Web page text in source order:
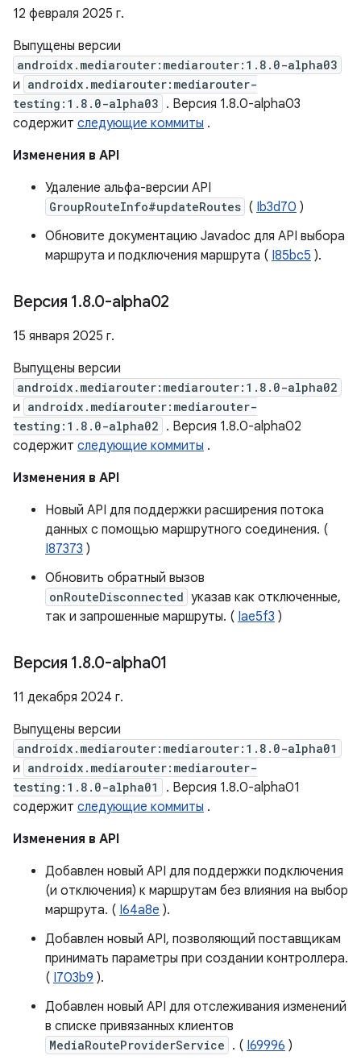
12 февраля 2025 г.
Выпущены версии
androidx.mediarouter:mediarouter:1.8.0-alpha03
и androidx.mediarouter:mediarouter-
testing:1.8.0-alpha03 . Версия 1.8.0-alpha03
содержит следующие коммиты .
Изменения в API
Удаление альфа-версии API
GroupRouteInfo#updateRoutes ( Ib3d70 )
Обновите документацию Javadoc для API выбора
маршрута и подключения маршрута ( I85bc5 ).
Версия 1.8.0-alpha02
15 января 2025 г.
Выпущены версии
androidx.mediarouter:mediarouter:1.8.0-alpha02
и androidx.mediarouter:mediarouter-
testing:1.8.0-alpha02 . Версия 1.8.0-alpha02
содержит следующие коммиты .
Изменения в API
Новый API для поддержки расширения потока
данных с помощью маршрутного соединения. (
I87373 )
Обновить обратный вызов
onRouteDisconnected указав как отключенные,
так и запрошенные маршруты. ( Iae5f3 )
Версия 1.8.0-alpha01
11 декабря 2024 г.
Выпущены версии
androidx.mediarouter:mediarouter:1.8.0-alpha01
и androidx.mediarouter:mediarouter-
testing:1.8.0-alpha01
. Версия 1.8.0-alpha01
содержит следующие коммиты .
Изменения в API
Добавлен новый API для поддержки подключения
(и отключения) к маршрутам без влияния на выбор
маршрута. ( I64a8e ).
Добавлен новый API, позволяющий поставщикам
принимать параметры при создании контроллера.
( I703b9 ).
Добавлен новый API для отслеживания изменений
в списке привязанных клиентов
MediaRouteProviderService . ( I69996 )